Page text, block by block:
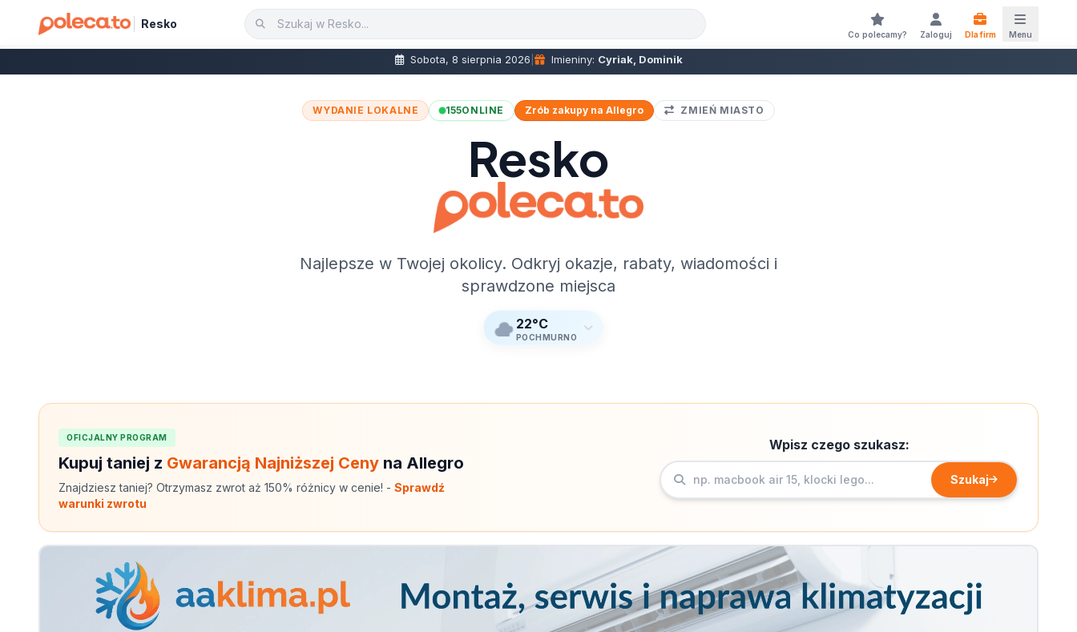
Resko
Co polecamy? Zaloguj Dla firm Menu
Sobota, 8 sierpnia 2026 Imieniny: Cyriak, Dominik
WYDANIE LOKALNE 155ONLINE Zrób zakupy na Allegro ZMIEŃ MIASTO
Resko
Najlepsze w Twojej okolicy. Odkryj okazje, rabaty, wiadomości i
sprawdzone miejsca
22°C
POCHMURNO
OFICJALNY PROGRAM
Kupuj taniej z Gwarancją Najniższej Ceny na Allegro
Znajdziesz taniej? Otrzymasz zwrot aż 150% różnicy w cenie! - Sprawdź
warunki zwrotu
Wpisz czego szukasz:
Szukaj